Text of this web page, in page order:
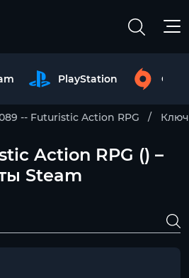
PlayStation
-- Futuristic Action RPG
Action RPG () –
Steam